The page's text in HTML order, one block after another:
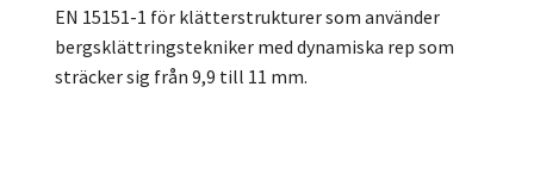
EN 15151-1 för klätterstrukturer som använder
bergsklättringstekniker med dynamiska rep som
sträcker sig från 9,9 till 11 mm.